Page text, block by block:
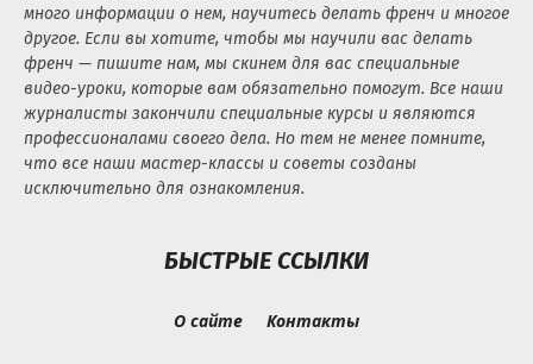
много информации о нем, научитесь делать френч и многое
другое. Если вы хотите, чтобы мы научили вас делать
френч — пишите нам, мы скинем для вас специальные
видео-уроки, которые вам обязательно помогут. Все наши
журналисты закончили специальные курсы и являются
профессионалами своего дела. Но тем не менее помните,
что все наши мастер-классы и советы созданы
исключительно для ознакомления.
БЫСТРЫЕ ССЫЛКИ
О сайте Контакты